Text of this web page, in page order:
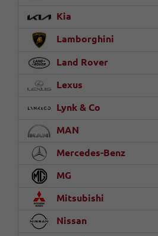
Kia
Lamborghini
Land Rover
Lexus
Lynk & Co
MAN
Mercedes-Benz
MG
Mitsubishi
Nissan